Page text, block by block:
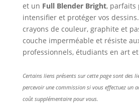
et un Full Blender Bright, parfaits
intensifier et protéger vos
crayons de couleur, graphite et
couche imperméable et résiste
professionnels, étudiants en art
Certains liens présents sur cette page sont des
percevoir une commission si vous effectuez un
coût supplémentaire pour vous.